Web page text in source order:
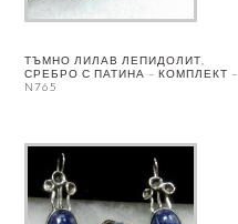
ТЪМНО ЛИЛАВ ЛЕПИДОЛИТ,
СРЕБРО С ПАТИНА – КОМПЛЕКТ –
N765